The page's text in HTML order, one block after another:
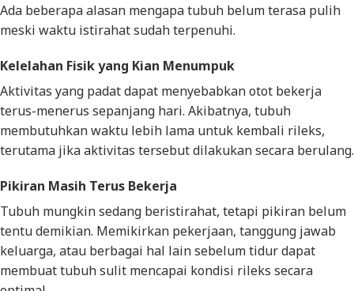
Ada beberapa alasan mengapa tubuh belum terasa pulih
meski waktu istirahat sudah terpenuhi.
Kelelahan Fisik yang Kian Menumpuk
Aktivitas yang padat dapat menyebabkan otot bekerja
terus-menerus sepanjang hari. Akibatnya, tubuh
membutuhkan waktu lebih lama untuk kembali rileks,
terutama jika aktivitas tersebut dilakukan secara berulang.
Pikiran Masih Terus Bekerja
Tubuh mungkin sedang beristirahat, tetapi pikiran belum
tentu demikian. Memikirkan pekerjaan, tanggung jawab
keluarga, atau berbagai hal lain sebelum tidur dapat
membuat tubuh sulit mencapai kondisi rileks secara